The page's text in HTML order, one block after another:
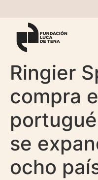
Ringier
compra
se
ocho